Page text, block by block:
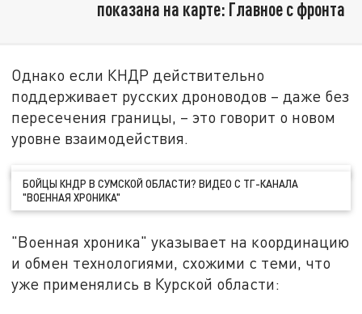
показана на карте: Главное с фронта
Однако если КНДР действительно
поддерживает русских дроноводов – даже без
пересечения границы, – это говорит о новом
уровне взаимодействия.
БОЙЦЫ КНДР В СУМСКОЙ ОБЛАСТИ? ВИДЕО С ТГ-КАНАЛА
"ВОЕННАЯ ХРОНИКА"
"Военная хроника" указывает на координацию
и обмен технологиями, схожими с теми, что
уже применялись в Курской области: